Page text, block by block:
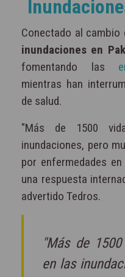
Conectado al
inundaciones en
fomentando las
mientras han
de salud.
"Más de 1500
inundaciones, pero
por enfermedades
una respuesta
advertido Tedros.
"Más de
en las